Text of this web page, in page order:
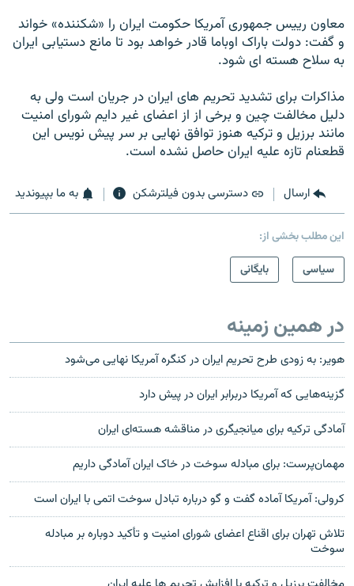
معاون رييس جمهوری آمريکا حکومت ايران را «شکننده» خواند
و گفت: دولت باراک اوباما قادر خواهد بود تا مانع دستيابی ايران
به سلاح هسته ای شود.
مذاکرات برای تشديد تحريم های ايران در جريان است ولی به
دليل مخالفت چين و برخی از از اعضای غير دايم شورای امنيت
مانند برزيل و ترکيه هنوز توافق نهايی بر سر پيش نويس اين
قطعنام تازه عليه ايران حاصل نشده است.
ارسال دسترسی بدون فیلترشکن به ما بپیوندید
این مطلب بخشی از:
سیاسی
بایگانی
در همین زمینه
هویر: به زودی طرح تحریم ایران در کنگره آمریکا نهایی می‌شود
گزینه‌هایی که آمریکا دربرابر ایران در پیش دارد
آمادگی ترکیه برای ميانجیگری در مناقشه هسته‌ای ايران
مهمان‌پرست: برای مبادله سوخت در خاک ایران آمادگی داریم
کرولی: آمریکا آماده گفت و گو درباره تبادل سوخت اتمی با ایران است
تلاش تهران برای اقناع اعضای شورای امنیت و تأکید دوباره بر مبادله
سوخت